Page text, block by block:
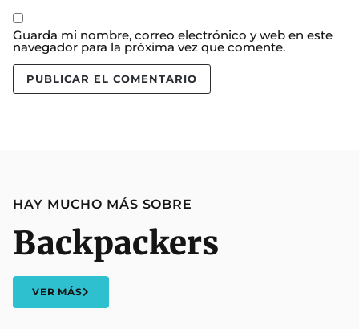
Guarda mi nombre, correo electrónico y web en este
navegador para la próxima vez que comente.
HAY MUCHO MÁS SOBRE
Backpackers
VER MÁS